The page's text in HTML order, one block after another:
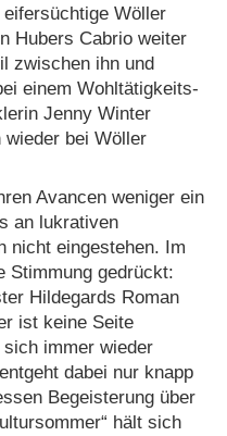
Wöller
Hubers Cabrio weiter
zwischen ihn und
einem Wohltätigkeits-
Jenny Winter
bei Wöller
Avancen weniger ein
an lukrativen
nicht eingestehen. Im
Stimmung gedrückt:
Hildegards Roman
ist keine Seite
immer wieder
dabei nur knapp
Begeisterung über
hält sich